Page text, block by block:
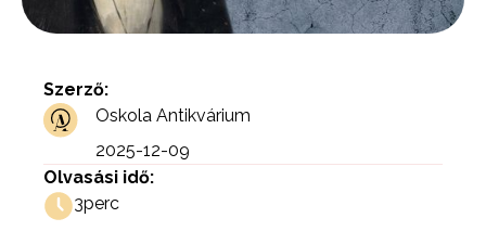
Szerző:
2025-12-09
Oskola Antikvárium
Olvasási idő:
3perc